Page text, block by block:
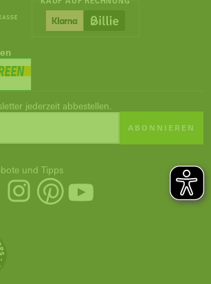
jederzeit abbestellen.
ABONNIEREN
und Tipps